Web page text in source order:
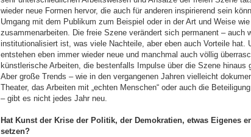
wieder neue Formen hervor, die auch für anderen inspirierend sein
Umgang mit dem Publikum zum Beispiel oder in der Art und Weise
zusammenarbeiten. Die freie Szene verändert sich permanent – auch
institutionalisiert ist, was viele Nachteile, aber eben auch Vorteile hat.
entstehen eben immer wieder neue und manchmal auch völlig
künstlerische Arbeiten, die bestenfalls Impulse über die Szene hinaus
Aber große Trends – wie in den vergangenen Jahren vielleicht
Theater, das Arbeiten mit „echten Menschen“ oder auch die
– gibt es nicht jedes Jahr neu.
Hat Kunst der Krise der Politik, der Demokratien, etwas Eigenes
setzen?